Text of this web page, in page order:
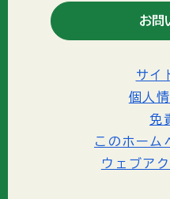
お問
サイ
個人
免
このホーム
ウェブア